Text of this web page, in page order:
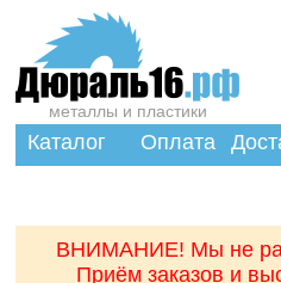
металлы и пластики
Каталог Оплата
ВНИМАНИЕ! Мы не
Приём заказов и